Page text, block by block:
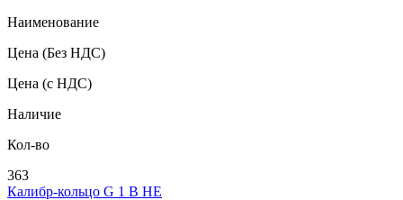
Наименование
Цена (Без НДС)
Цена (с НДС)
Наличие
Кол-во
363
Калибр-кольцо G 1 В НЕ